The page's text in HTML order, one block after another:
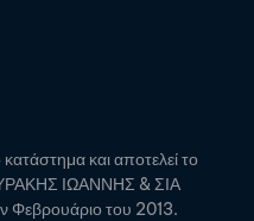
και αποτελεί το
ΙΩΑΝΝΗΣ & ΣΙΑ
Φεβρουάριο του 2013.